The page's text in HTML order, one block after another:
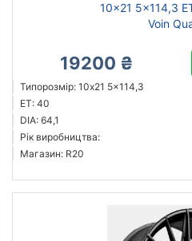
10x21 5x114,3
Voin
19200 ₴
Типорозмір: 10x21 5x114,3
ET: 40
DIA: 64,1
Рік виробництва:
Магазин: R20